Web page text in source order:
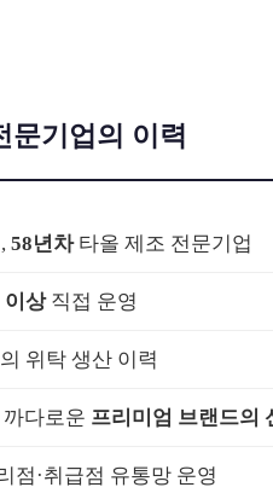
문기업의 이력
58년차타올 제조 전문기업
이상직접 운영
위탁 생산 이력
다로운 프리미엄 브랜드의
점·취급점 유통망 운영